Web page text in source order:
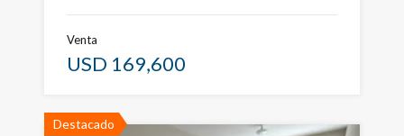
Venta
USD 169,600
Destacado